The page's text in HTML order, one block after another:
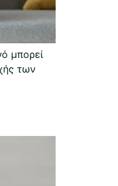
μπορεί
των